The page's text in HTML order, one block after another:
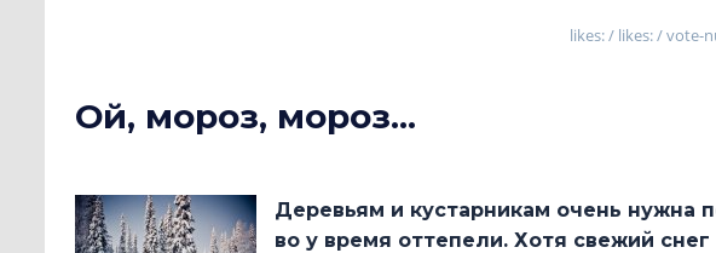
likes: / likes: / vote-
Ой, мороз, мороз...
Деревьям и кустарникам очень нужна
во у время оттепели. Хотя свежий